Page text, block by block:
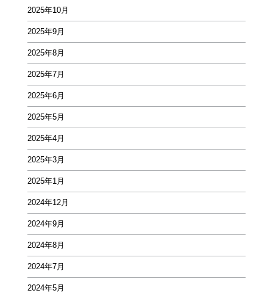
2025年10月
2025年9月
2025年8月
2025年7月
2025年6月
2025年5月
2025年4月
2025年3月
2025年1月
2024年12月
2024年9月
2024年8月
2024年7月
2024年5月